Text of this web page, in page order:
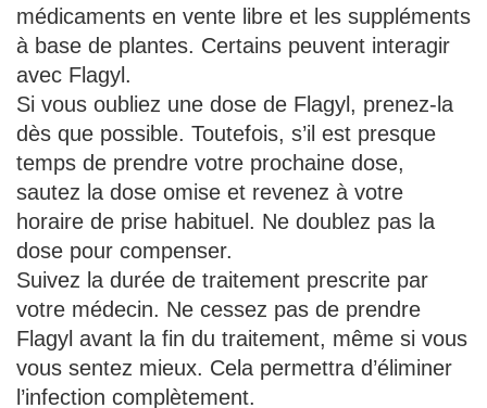
médicaments en vente libre et les suppléments
à base de plantes. Certains peuvent interagir
avec Flagyl.
Si vous oubliez une dose de Flagyl, prenez-la
dès que possible. Toutefois, s’il est presque
temps de prendre votre prochaine dose,
sautez la dose omise et revenez à votre
horaire de prise habituel. Ne doublez pas la
dose pour compenser.
Suivez la durée de traitement prescrite par
votre médecin. Ne cessez pas de prendre
Flagyl avant la fin du traitement, même si vous
vous sentez mieux. Cela permettra d’éliminer
l’infection complètement.